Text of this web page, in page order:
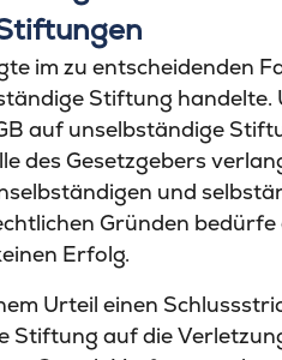
im zu entscheidenden
Stiftung handelte.
auf unselbständige
des Gesetzgebers
und
Gründen
Erfolg.
Urteil einen
Stiftung auf die